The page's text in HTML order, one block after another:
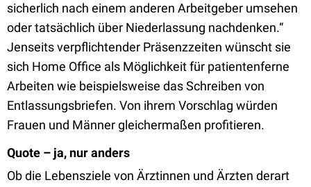
sicherlich nach einem anderen Arbeitgeber umsehen
oder tatsächlich über Niederlassung nachdenken.“
Jenseits verpflichtender Präsenzzeiten wünscht sie
sich Home Office als Möglichkeit für patientenferne
Arbeiten wie beispielsweise das Schreiben von
Entlassungsbriefen. Von ihrem Vorschlag würden
Frauen und Männer gleichermaßen profitieren.
Quote – ja, nur anders
Ob die Lebensziele von Ärztinnen und Ärzten derart